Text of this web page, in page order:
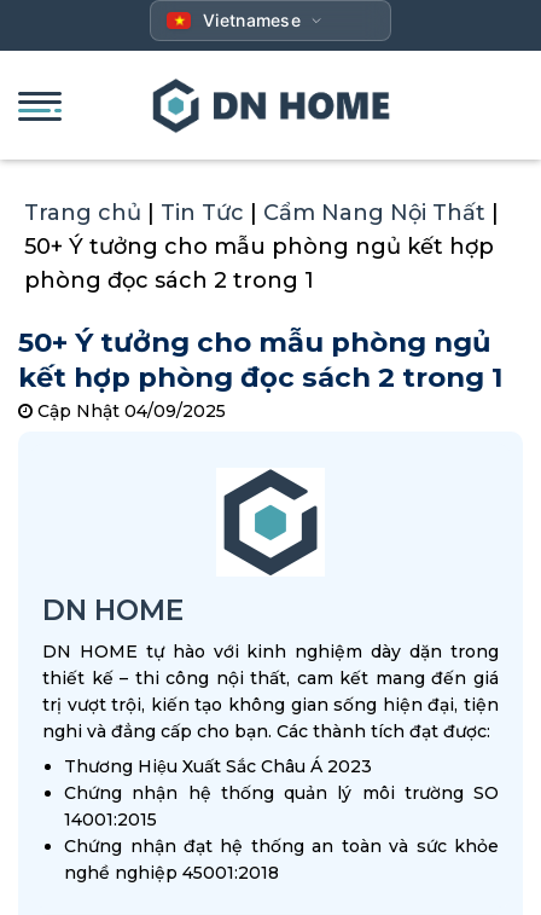
qua
dung
Vietnamese
Trang chủ Tin Tức Cẩm Nang Nội Thất
50+ Ý tưởng cho mẫu phòng ngủ kết hợp
phòng đọc sách 2 trong 1
50+ Ý tưởng cho mẫu phòng ngủ
kết hợp phòng đọc sách 2 trong 1
Cập Nhật 04/09/2025
DN HOME
DN HOME tự hào với kinh nghiệm dày dặn trong
thiết kế – thi công nội thất, cam kết mang đến giá
trị vượt trội, kiến tạo không gian sống hiện đại, tiện
nghi và đẳng cấp cho bạn. Các thành tích đạt được:
Thương Hiệu Xuất Sắc Châu Á 2023
Chứng nhận hệ thống quản lý môi trường SO
14001:2015
Chứng nhận đạt hệ thống an toàn và sức khỏe
nghề nghiệp 45001:2018